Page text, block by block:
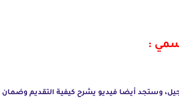
:
وستجد أيضا فيديو يشرح كيفية التقديم وضمان